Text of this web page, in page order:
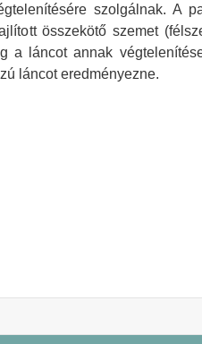
szolgálnak. A
összekötő szemet
láncot annak
láncot eredményezne.